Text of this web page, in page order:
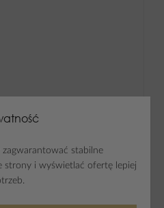
zagwarantować stabilne
strony i wyświetlać ofertę lepiej